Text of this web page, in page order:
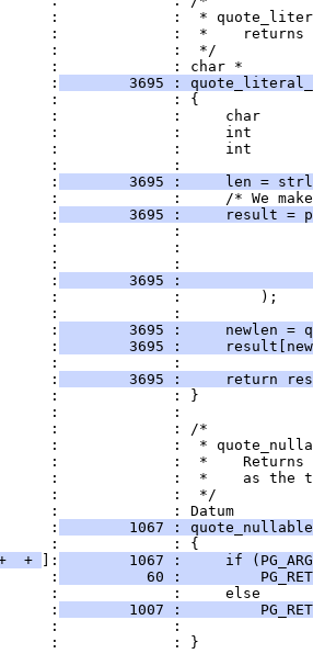
:             :  *
:             :  *    returns
:             :  */
:             : char *
:
3695 :
:             : {
:             :     char
:             :     int
:             :     int
:             :
:
3695 :     len =
:             :     /* We
:
3695 :     result =
:             :
:             :
:             :
:
3695 :
:             :         );
:             :
:
3695 :     newlen =
:
3695 :
:             :
:
3695 :     return
:             : }
:             :
:             : /*
:             :  *
:             :  *
:             :  *    as the
:             :  */
:             : Datum
:
1067 :
:             : {
+ ]:
1067 :     if
:
60 :
:             :     else
:
1007 :
:             :
:             : }